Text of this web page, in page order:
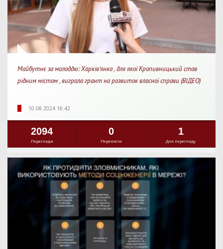
Майбутнє за молоддю: Харківʼянка , для якої Кропивницький став
рідним містом , виграла грант на розвиток власної справи (ВІДЕО)
10.08.2024 16:42
2094
Перегляди
0
Перепости
1
Для перегляду